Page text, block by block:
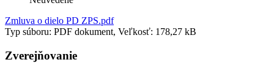
Zmluva o dielo PD ZPS.pdf
Typ súboru: PDF dokument, Veľkosť: 178,27 kB
Zverejňovanie